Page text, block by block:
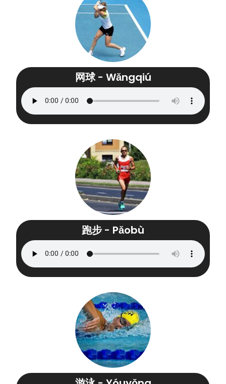
网球 - Wǎngqiú
跑步 - Pǎobù